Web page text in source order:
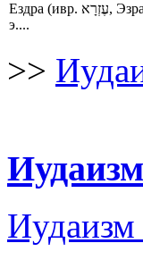
Ездра (ивр. עֶזְרָא‎, Эзра — около VI века до н.
э....
>>
Иудаизм